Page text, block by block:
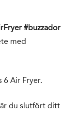
#buzzador
med
6 Air Fryer.
du slutfört ditt